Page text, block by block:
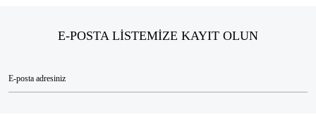
E-POSTA LİSTEMİZE KAYIT OLUN